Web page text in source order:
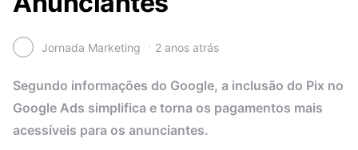
Jornada Marketing 2 anos atrás
Segundo informações do Google, a inclusão do Pix no
Google Ads simplifica e torna os pagamentos mais
acessíveis para os anunciantes.